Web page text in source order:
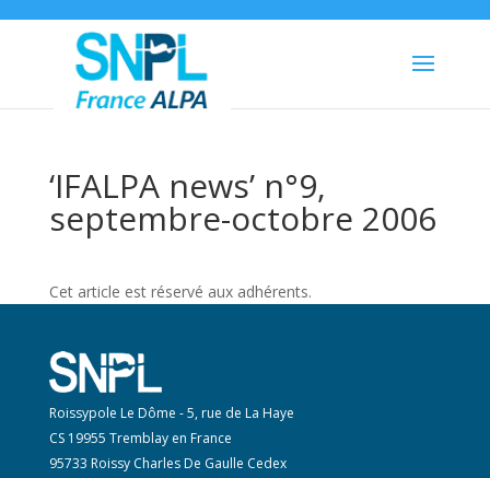
‘IFALPA news’ n°9,
septembre-octobre 2006
Cet article est réservé aux adhérents.
Roissypole Le Dôme - 5, rue de La Haye
CS 19955 Tremblay en France
95733 Roissy Charles De Gaulle Cedex